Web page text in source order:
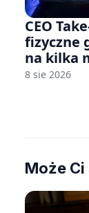
CEO
fizyczne
na kilka
8 sie 2026
Może